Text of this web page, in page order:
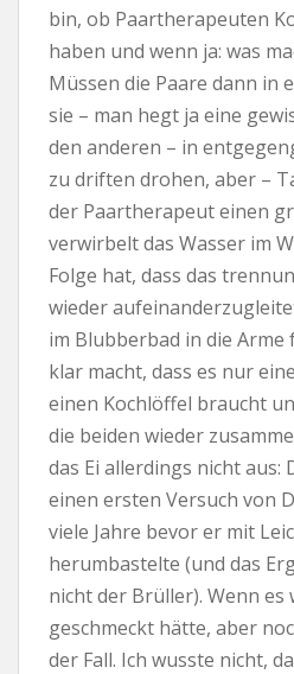
bin, ob Paartherapeuten
haben und wenn ja: was
Müssen die Paare dann in
sie – man hegt ja eine
den anderen – in
zu driften drohen, aber –
der Paartherapeut einen
verwirbelt das Wasser im
Folge hat, dass das
wieder
im Blubberbad in die Arme
klar macht, dass es nur
einen Kochlöffel braucht
die beiden wieder
das Ei allerdings nicht aus:
einen ersten Versuch von
viele Jahre bevor er mit
herumbastelte (und das
nicht der Brüller). Wenn es
geschmeckt hätte, aber
der Fall. Ich wusste nicht,